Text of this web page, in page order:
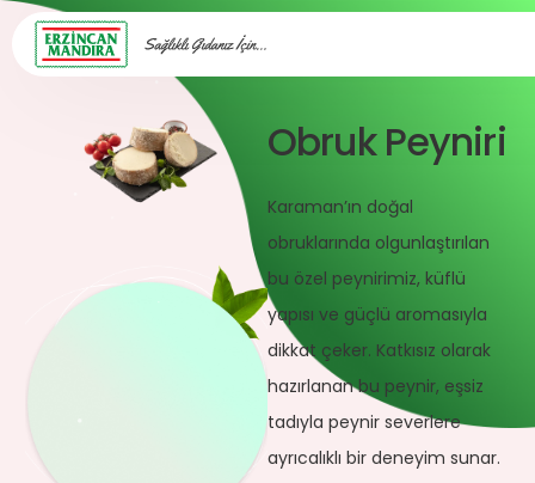
Obruk Peyniri
Karaman’ın doğal
obruklarında olgunlaştırılan
bu özel peynirimiz, küflü
yapısı ve güçlü aromasıyla
dikkat çeker. Katkısız olarak
hazırlanan bu peynir, eşsiz
tadıyla peynir severlere
ayrıcalıklı bir deneyim sunar.